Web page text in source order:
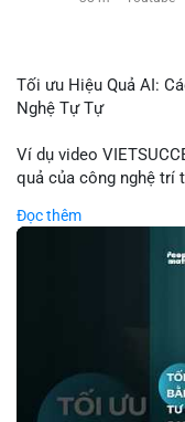
Tối ưu Hiệu Quả AI:
Nghệ Tự Tự
Ví dụ video
quả của công nghệ trí
đoán xu hướng thị
vực tài chính và
trong việc giảm thiểu
định dựa trên dữ
kỳ phát triển nhanh
và tốc độ là yếu tố
🎥 Xem video trực
Đọc thêm